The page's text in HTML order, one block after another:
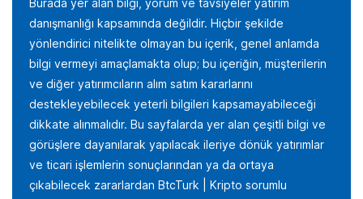
Burada yer alan bilgi, yorum ve tavsiyeler yatırım
danışmanlığı kapsamında değildir. Hiçbir şekilde
yönlendirici nitelikte olmayan bu içerik, genel anlamda
bilgi vermeyi amaçlamakta olup; bu içeriğin, müşterilerin
ve diğer yatırımcıların alım satım kararlarını
destekleyebilecek yeterli bilgileri kapsamayabileceği
dikkate alınmalıdır. Bu sayfalarda yer alan çeşitli bilgi ve
görüşlere dayanılarak yapılacak ileriye dönük yatırımlar
ve ticari işlemlerin sonuçlarından ya da ortaya
çıkabilecek zararlardan BtcTurk | Kripto sorumlu